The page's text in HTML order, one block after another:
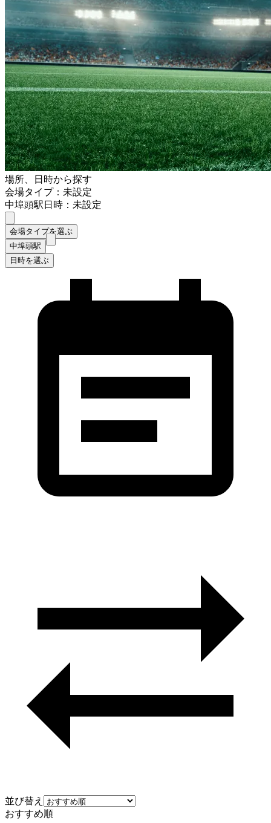
場所、日時から探す
会場タイプ：未設定
中埠頭駅日時：未設定
会場タイプを選ぶ
中埠頭駅
日時を選ぶ
並び替え
おすすめ順